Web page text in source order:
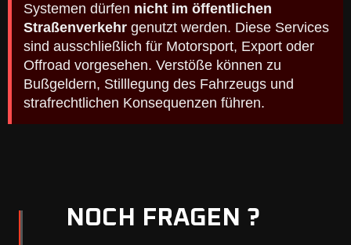
Systemen dürfen nicht im öffentlichen
Straßenverkehr genutzt werden. Diese Services
sind ausschließlich für Motorsport, Export oder
Offroad vorgesehen. Verstöße können zu
Bußgeldern, Stilllegung des Fahrzeugs und
strafrechtlichen Konsequenzen führen.
NOCH FRAGEN ?